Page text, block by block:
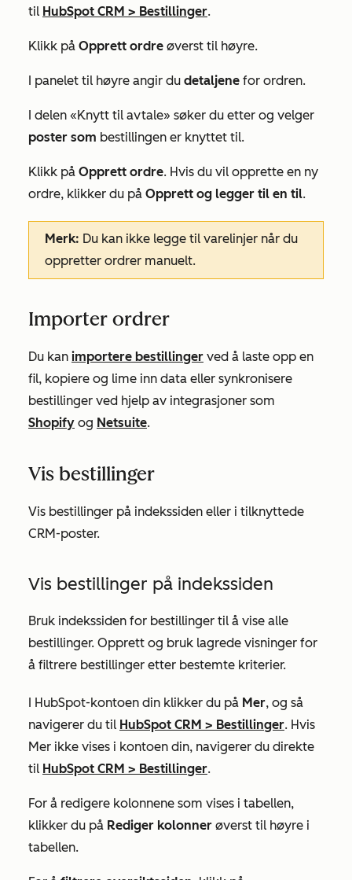
til HubSpot CRM > Bestillinger.
Klikk på Opprett ordre øverst til høyre.
I panelet til høyre angir du detaljene for ordren.
I delen «Knytt til avtale» søker du etter og velger
poster som bestillingen er knyttet til.
Klikk på Opprett ordre. Hvis du vil opprette en ny
ordre, klikker du på Opprett og legger til en til.
Merk: Du kan ikke legge til varelinjer når du
oppretter ordrer manuelt.
Importer ordrer
Du kan importere bestillinger ved å laste opp en
fil, kopiere og lime inn data eller synkronisere
bestillinger ved hjelp av integrasjoner som
Shopify og Netsuite.
Vis bestillinger
Vis bestillinger på indekssiden eller i tilknyttede
CRM-poster.
Vis bestillinger på indekssiden
Bruk indekssiden for bestillinger til å vise alle
bestillinger. Opprett og bruk lagrede visninger for
å filtrere bestillinger etter bestemte kriterier.
I HubSpot-kontoen din klikker du på Mer, og så
navigerer du til HubSpot CRM > Bestillinger. Hvis
Mer ikke vises i kontoen din, navigerer du direkte
til HubSpot CRM > Bestillinger.
For å redigere kolonnene som vises i tabellen,
klikker du på Rediger kolonner øverst til høyre i
tabellen.